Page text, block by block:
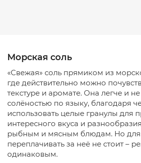
Морская соль
«Свежая» соль прямиком из
где действительно можно
текстуре и аромате. Она легче и
солёностью по языку, благодаря
использовать целые гранулы для
интересного вкуса и
рыбным и мясным блюдам. Но для
переплачивать за неё не стоит –
одинаковым.